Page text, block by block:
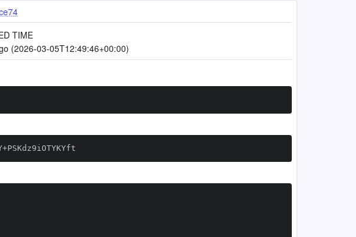
TIME
(2026-03-05T12:49:46+00:00)